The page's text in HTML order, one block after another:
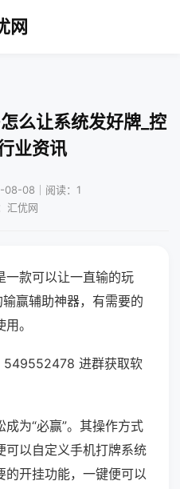
网
么让系统发好牌_控
业资讯
08-08｜阅读：1
汇优网
一款可以让一直输的玩
赢辅助神器，有需要的
。
549552478 进群获取软
为“必赢”。其操作方式
可以自定义手机打牌系统
的开挂功能，一键便可以